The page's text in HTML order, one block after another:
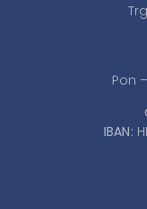
Pon
IBAN: